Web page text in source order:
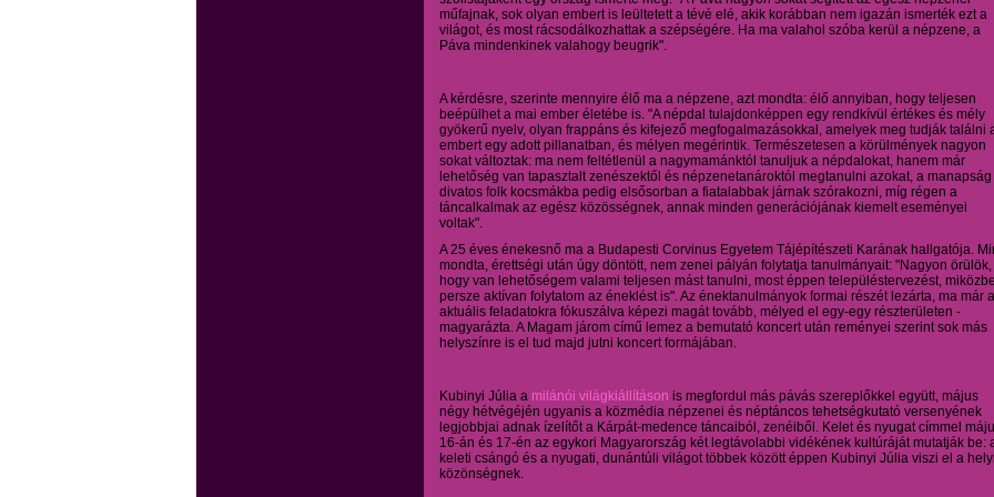
műfajnak, sok olyan embert is leültetett a tévé elé, akik korábban nem igazán ismerték ezt a
világot, és most rácsodálkozhattak a szépségére. Ha ma valahol szóba kerül a népzene, a
Páva mindenkinek valahogy beugrik".
A kérdésre, szerinte mennyire élő ma a népzene, azt mondta: élő annyiban, hogy teljesen
beépülhet a mai ember életébe is. "A népdal tulajdonképpen egy rendkívül értékes és mély
gyökerű nyelv, olyan frappáns és kifejező megfogalmazásokkal, amelyek meg tudják találni
embert egy adott pillanatban, és mélyen megérintik. Természetesen a körülmények nagyon
sokat változtak: ma nem feltétlenül a nagymamánktól tanuljuk a népdalokat, hanem már
lehetőség van tapasztalt zenészektől és népzenetanároktól megtanulni azokat, a manapság
divatos folk kocsmákba pedig elsősorban a fiatalabbak járnak szórakozni, míg régen a
táncalkalmak az egész közösségnek, annak minden generációjának kiemelt eseményei
voltak".
A 25 éves énekesnő ma a Budapesti Corvinus Egyetem Tájépítészeti Karának hallgatója.
mondta, érettségi után úgy döntött, nem zenei pályán folytatja tanulmányait: "Nagyon örülök,
hogy van lehetőségem valami teljesen mást tanulni, most éppen településtervezést,
persze aktívan folytatom az éneklést is". Az énektanulmányok formai részét lezárta, ma már
aktuális feladatokra fókuszálva képezi magát tovább, mélyed el egy-egy részterületen -
magyarázta. A Magam járom című lemez a bemutató koncert után reményei szerint sok más
helyszínre is el tud majd jutni koncert formájában.
Kubinyi Júlia a milánói világkiállításon is megfordul más pávás szereplőkkel együtt, május
négy hétvégéjén ugyanis a közmédia népzenei és néptáncos tehetségkutató versenyének
legjobbjai adnak ízelítőt a Kárpát-medence táncaiból, zenéiből. Kelet és nyugat címmel
16-án és 17-én az egykori Magyarország két legtávolabbi vidékének kultúráját mutatják be:
keleti csángó és a nyugati, dunántúli világot többek között éppen Kubinyi Júlia viszi el a helyi
közönségnek.